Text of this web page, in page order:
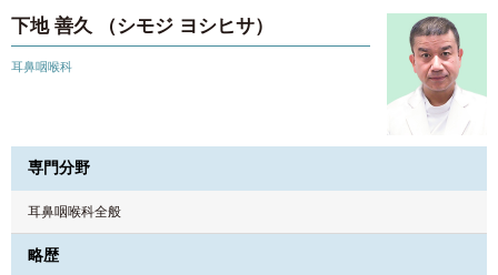
下地 善久 （シモジ ヨシヒサ）
耳鼻咽喉科
専門分野
耳鼻咽喉科全般
略歴